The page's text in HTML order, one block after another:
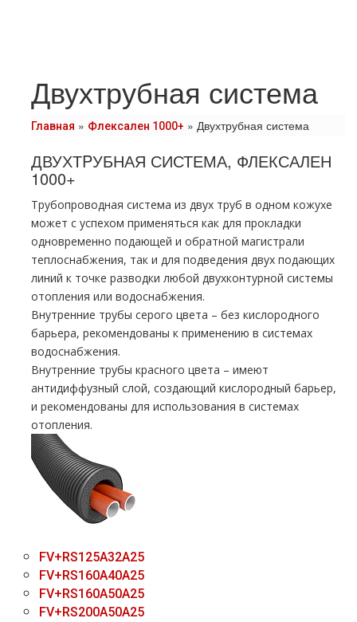
Двухтрубная система
Главная » Флексален 1000+ » Двухтрубная система
ДВУХТPУБНАЯ СИСТЕМА, ФЛЕКСАЛЕН
1000+
Трубопроводная система из двух труб в одном кожухе
может с успехом применяться как для прокладки
одновременно подающей и обратной магистрали
теплоснабжения, так и для подведения двух подающих
линий к точке разводки любой двухконтурной системы
отопления или водоснабжения.
Внутренние трубы серого цвета – без кислородного
барьера, рекомендованы к применению в системах
водоснабжения.
Внутренние трубы красного цвета – имеют
антидиффузный слой, создающий кислородный барьер,
и рекомендованы для использования в системах
отопления.
FV+RS125A32A25
FV+RS160A40A25
FV+RS160A50A25
FV+RS200A50A25